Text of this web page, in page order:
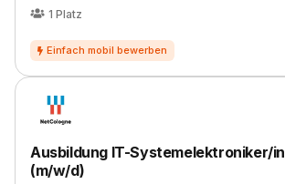
1 Platz
Ausbildung IT-Systemelektroniker/in
(m/w/d)